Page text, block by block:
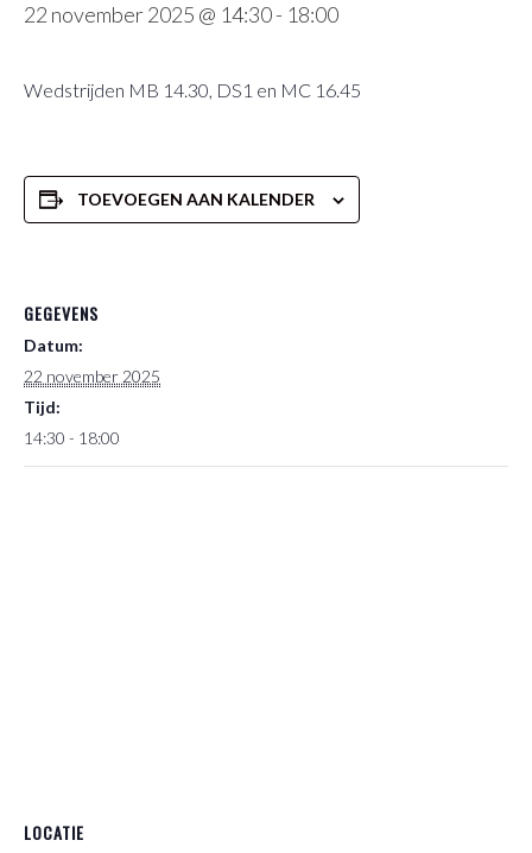
22 november 2025 @ 14:30- 18:00
Wedstrijden MB 14.30, DS1 en MC 16.45
TOEVOEGEN AAN KALENDER
GEGEVENS
Datum:
22 november 2025
Tijd:
14:30 - 18:00
LOCATIE